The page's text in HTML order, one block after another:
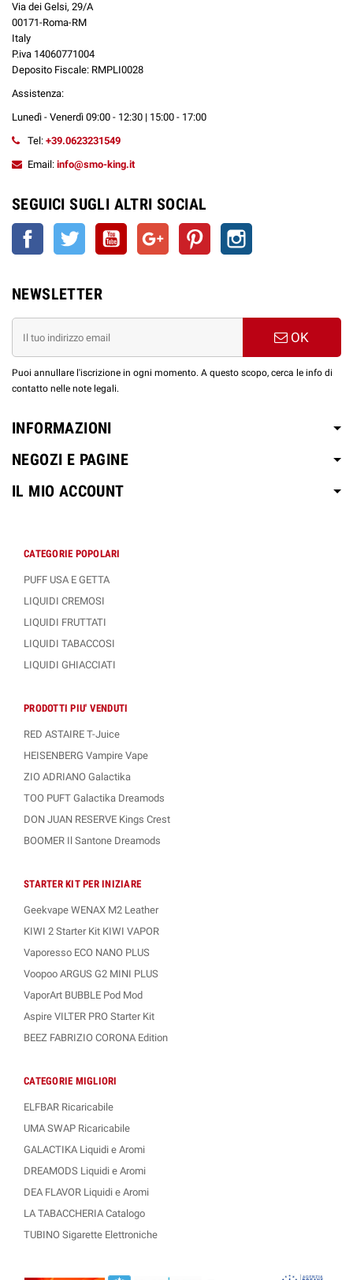
Via dei Gelsi, 29/A
00171-Roma-RM
Italy
P.iva 14060771004
Deposito Fiscale: RMPLI0028
Assistenza:
Lunedì - Venerdì 09:00 - 12:30 | 15:00 - 17:00
Tel: +39.0623231549
Email: info@smo-king.it
SEGUICI SUGLI ALTRI SOCIAL
Facebook Twitter YouTube Google+ Pinterest
NEWSLETTER
OK
Puoi annullare l'iscrizione in ogni momento. A questo scopo, cerca le info di
contatto nelle note legali.
INFORMAZIONI
NEGOZI E PAGINE
IL MIO ACCOUNT
CATEGORIE POPOLARI
PUFF USA E GETTA
LIQUIDI CREMOSI
LIQUIDI FRUTTATI
LIQUIDI TABACCOSI
LIQUIDI GHIACCIATI
PRODOTTI PIU' VENDUTI
RED ASTAIRE T-Juice
HEISENBERG Vampire Vape
ZIO ADRIANO Galactika
TOO PUFT Galactika Dreamods
DON JUAN RESERVE Kings Crest
BOOMER Il Santone Dreamods
STARTER KIT PER INIZIARE
Geekvape WENAX M2 Leather
KIWI 2 Starter Kit KIWI VAPOR
Vaporesso ECO NANO PLUS
Voopoo ARGUS G2 MINI PLUS
VaporArt BUBBLE Pod Mod
Aspire VILTER PRO Starter Kit
BEEZ FABRIZIO CORONA Edition
CATEGORIE MIGLIORI
ELFBAR Ricaricabile
UMA SWAP Ricaricabile
GALACTIKA Liquidi e Aromi
DREAMODS Liquidi e Aromi
DEA FLAVOR Liquidi e Aromi
LA TABACCHERIA Catalogo
TUBINO Sigarette Elettroniche